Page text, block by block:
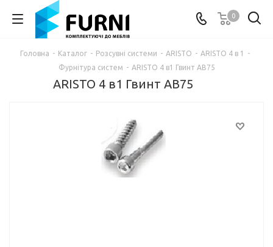
0
Головна - Каталог - Розсувні системи - ARISTO - ARISTO 4 в 1
-
Фурнітура систем - ARISTO 4 в1 Гвинт AB75
ARISTO 4 в1 Гвинт AB75